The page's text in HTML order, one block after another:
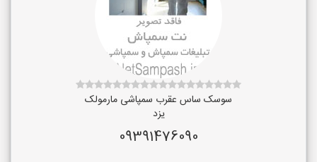
سوسک ساس عقرب سمپاشی مارمولک
یزد
09391476090